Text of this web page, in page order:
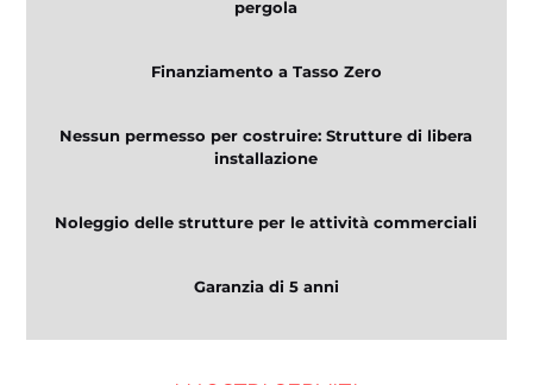
pergola
Finanziamento a Tasso Zero
Nessun permesso per costruire: Strutture di libera
installazione
Noleggio delle strutture per le attività commerciali
Garanzia di 5 anni